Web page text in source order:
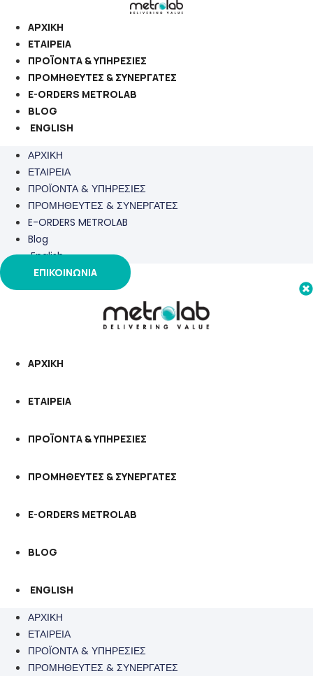
στο
περιεχόμενο
ΑΡΧΙΚΗ
ΕΤΑΙΡΕΙΑ
ΠΡΟΪΟΝΤΑ & ΥΠΗΡΕΣΙΕΣ
ΠΡΟΜΗΘΕΥΤΕΣ & ΣΥΝΕΡΓΑΤΕΣ
E-ORDERS METROLAB
BLOG
ENGLISH
ΑΡΧΙΚΗ
ΕΤΑΙΡΕΙΑ
ΠΡΟΪΟΝΤΑ & ΥΠΗΡΕΣΙΕΣ
ΠΡΟΜΗΘΕΥΤΕΣ & ΣΥΝΕΡΓΑΤΕΣ
E-ORDERS METROLAB
Blog
English
ΕΠΙΚΟΙΝΩΝΙΑ
ΑΡΧΙΚΗ
ΕΤΑΙΡΕΙΑ
ΠΡΟΪΟΝΤΑ & ΥΠΗΡΕΣΙΕΣ
ΠΡΟΜΗΘΕΥΤΕΣ & ΣΥΝΕΡΓΑΤΕΣ
E-ORDERS METROLAB
BLOG
ENGLISH
ΑΡΧΙΚΗ
ΕΤΑΙΡΕΙΑ
ΠΡΟΪΟΝΤΑ & ΥΠΗΡΕΣΙΕΣ
ΠΡΟΜΗΘΕΥΤΕΣ & ΣΥΝΕΡΓΑΤΕΣ